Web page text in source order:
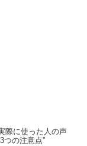
際に使った人の声
つの注意点”